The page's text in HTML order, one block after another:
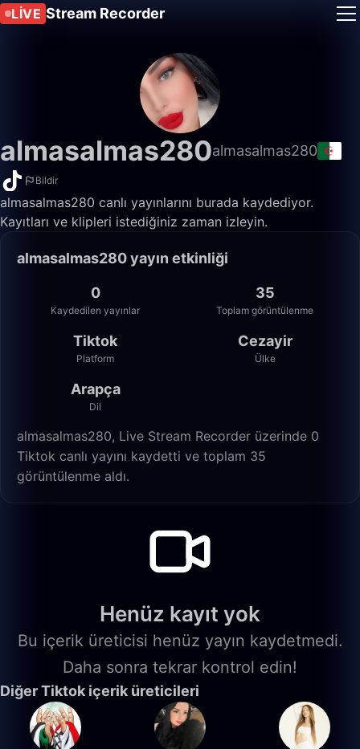
LIVE Stream Recorder
almasalmas280almasalmas280
Bildir
almasalmas280 canlı yayınlarını burada kaydediyor.
Kayıtları ve klipleri istediğiniz zaman izleyin.
almasalmas280 yayın etkinliği
0
Kaydedilen yayınlar
35
Toplam görüntülenme
Tiktok
Platform
Cezayir
Ülke
Arapça
Dil
almasalmas280, Live Stream Recorder üzerinde 0
Tiktok canlı yayını kaydetti ve toplam 35
görüntülenme aldı.
Henüz kayıt yok
Bu içerik üreticisi henüz yayın kaydetmedi.
Daha sonra tekrar kontrol edin!
Diğer Tiktok içerik üreticileri